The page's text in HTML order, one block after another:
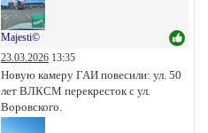
Majesti©
23.03.2026 13:35
Новую камеру ГАИ повесили: ул. 50
лет ВЛКСМ перекресток с ул.
Воровского.